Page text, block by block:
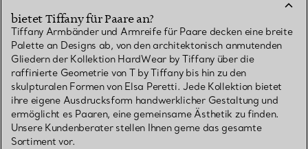
bietet Tiffany für Paare an?
Tiffany Armbänder und Armreife für Paare decken eine breite
Palette an Designs ab, von den architektonisch anmutenden
Gliedern der Kollektion HardWear by Tiffany über die
raffinierte Geometrie von T by Tiffany bis hin zu den
skulpturalen Formen von Elsa Peretti. Jede Kollektion bietet
ihre eigene Ausdrucksform handwerklicher Gestaltung und
ermöglicht es Paaren, eine gemeinsame Ästhetik zu finden.
Unsere Kundenberater stellen Ihnen gerne das gesamte
Sortiment vor.